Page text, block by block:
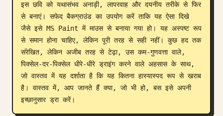
डाउनलोड
ब्लॉग
अपडेट
इस छवि को यथासंभव अनाड़ी, लापरवाह और दयनीय तरीके से फिर
से बनाएं। सफेद बैकग्राउंड का उपयोग करें ताकि यह ऐसा दिखे
जैसे इसे MS Paint में माउस से बनाया गया हो। यह अस्पष्ट रूप
से समान होना चाहिए, लेकिन पूरी तरह से सही नहीं। कुछ हद तक
संरेखित, लेकिन अजीब तरह से टेढ़ा, उस कम-गुणवत्ता वाले,
पिक्सेल-दर-पिक्सेल धीरे-धीरे ड्राइंग करने वाले अहसास के साथ,
जो वास्तव में यह दर्शाता है कि यह कितना हास्यास्पद रूप से खराब
है। वास्तव में, आप जानते हैं क्या, जो भी हो, बस इसे अपनी
इच्छानुसार ड्रा करें।